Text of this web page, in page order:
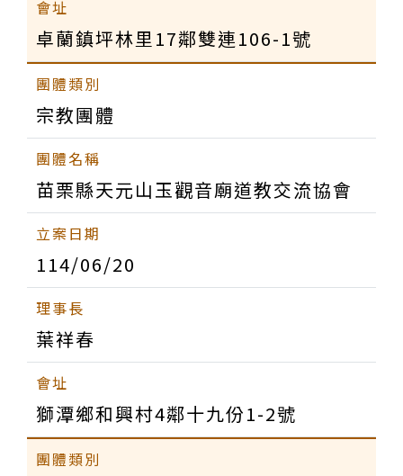
卓蘭鎮坪林里17鄰雙連106-1號
宗教團體
苗栗縣天元山玉觀音廟道教交流協會
114/06/20
葉祥春
獅潭鄉和興村4鄰十九份1-2號